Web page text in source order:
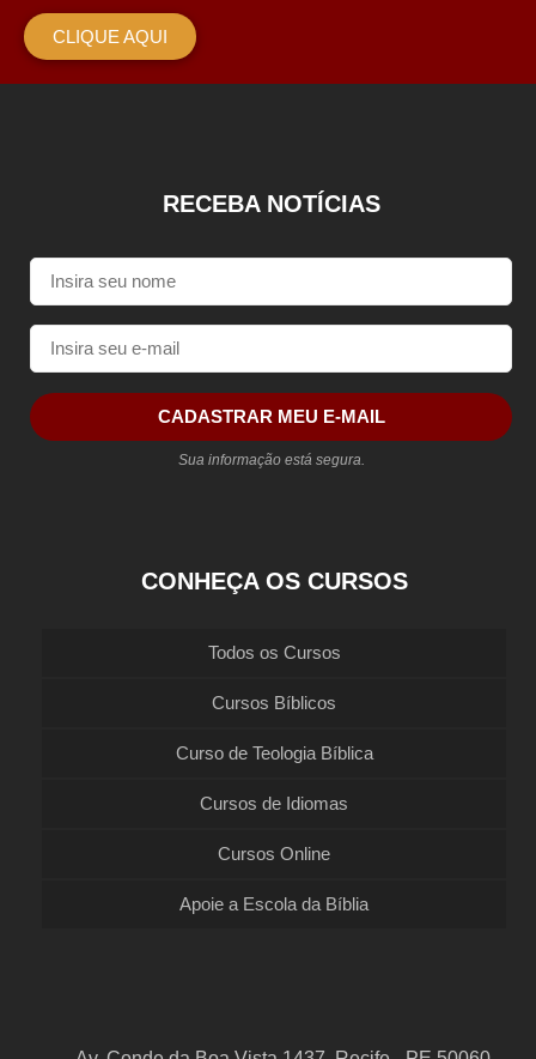
CLIQUE AQUI
CONHEÇA OS CURSOS
Todos os Cursos
Cursos Bíblicos
Curso de Teologia Bíblica
Cursos de Idiomas
Cursos Online
Apoie a Escola da Bíblia
RECEBA NOTÍCIAS
CADASTRAR MEU E-MAIL
Sua informação está segura.